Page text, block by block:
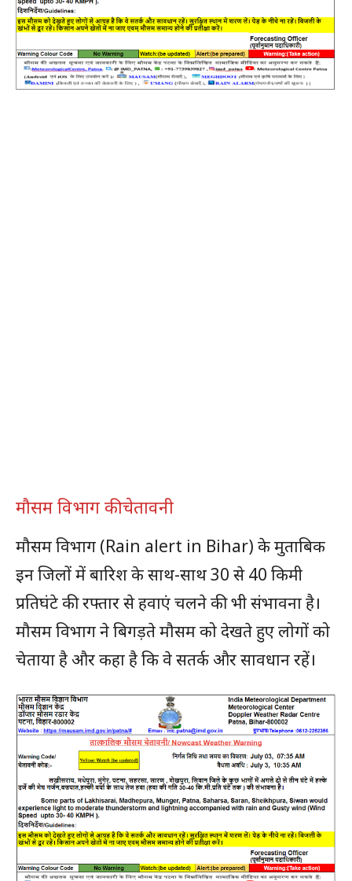
मौसम विभाग की चेतावनी
मौसम विभाग (Rain alert in Bihar) के मुताबिक
इन जिलों में बारिश के साथ-साथ 30 से 40 किमी
प्रतिघंटे की रफ्तार से हवाएं चलने की भी संभावना है।
मौसम विभाग ने बिगड़ते मौसम को देखते हुए लोगों को
चेताया है और कहा है कि वे सतर्क और सावधान रहें।